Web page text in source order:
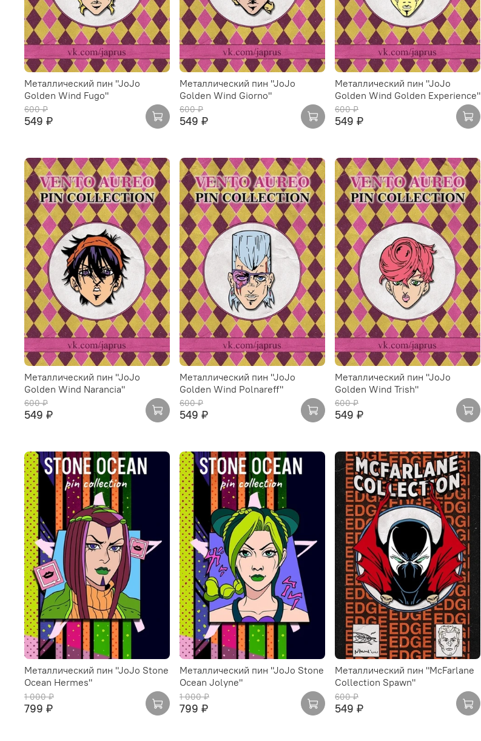
Металлический пин "JoJo
Golden Wind Fugo"
600 ₽
549 ₽
Металлический пин "JoJo
Golden Wind Giorno"
600 ₽
549 ₽
Металлический пин "JoJo
Golden Wind Golden Experience"
600 ₽
549 ₽
Металлический пин "JoJo
Golden Wind Narancia"
600 ₽
549 ₽
Металлический пин "JoJo
Golden Wind Polnareff"
600 ₽
549 ₽
Металлический пин "JoJo
Golden Wind Trish"
600 ₽
549 ₽
Металлический пин "JoJo Stone
Ocean Hermes"
1 000 ₽
799 ₽
Металлический пин "JoJo Stone
Ocean Jolyne"
1 000 ₽
799 ₽
Металлический пин "McFarlane
Collection Spawn"
600 ₽
549 ₽